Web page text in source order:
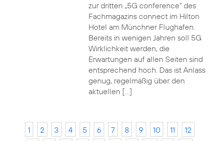
zur dritten „5G conference“ des
Fachmagazins connect im Hilton
Hotel am Münchner Flughafen.
Bereits in wenigen Jahren soll 5G
Wirklichkeit werden, die
Erwartungen auf allen Seiten sind
entsprechend hoch. Das ist Anlass
genug, regelmäßig über den
aktuellen […]
1 2 3 4 5 6 7 8 9 10 11
12